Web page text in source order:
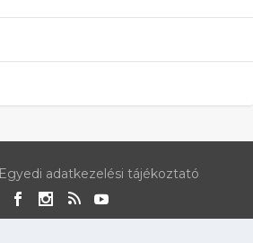
Egyedi adatkezelési tájékoztató